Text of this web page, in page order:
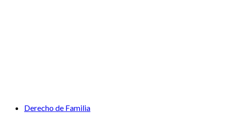
Derecho de Familia